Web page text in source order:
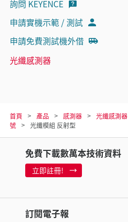
詢問 KEYENCE
申請實機示範 / 測試
申請免費測試機外借
光纖感測器
首頁 產品 感測器 光纖感測器
號
光纖模組 反射型
免費下載數萬本技術資料
立即註冊!
訂閱電子報